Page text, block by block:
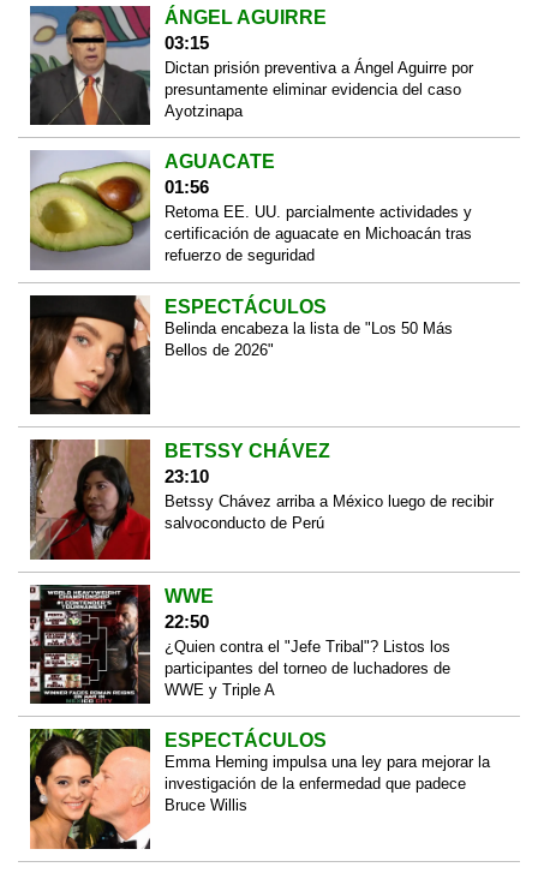
ÁNGEL AGUIRRE
03:15
Dictan prisión preventiva a Ángel Aguirre por
presuntamente eliminar evidencia del caso
Ayotzinapa
AGUACATE
01:56
Retoma EE. UU. parcialmente actividades y
certificación de aguacate en Michoacán tras
refuerzo de seguridad
ESPECTÁCULOS
Belinda encabeza la lista de "Los 50 Más
Bellos de 2026"
BETSSY CHÁVEZ
23:10
Betssy Chávez arriba a México luego de recibir
salvoconducto de Perú
WWE
22:50
¿Quien contra el "Jefe Tribal"? Listos los
participantes del torneo de luchadores de
WWE y Triple A
ESPECTÁCULOS
Emma Heming impulsa una ley para mejorar la
investigación de la enfermedad que padece
Bruce Willis